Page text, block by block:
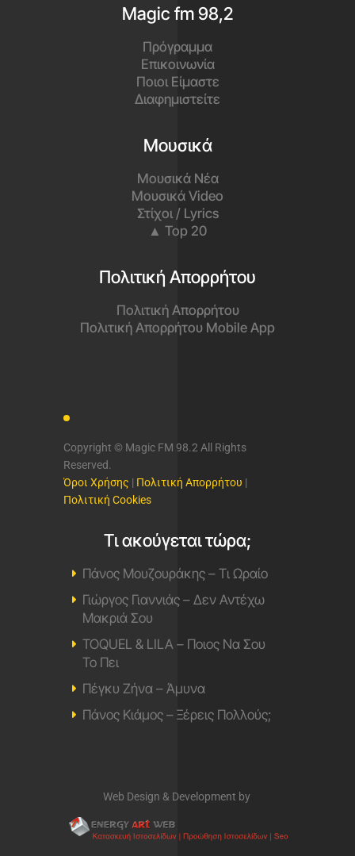
Magic fm 98,2
Πρόγραμμα
Επικοινωνία
Ποιοι Είμαστε
Διαφημιστείτε
Μουσικά
Μουσικά Νέα
Μουσικά Video
Στίχοι / Lyrics
▲ Top 20
Πολιτική Απορρήτου
Πολιτική Απορρήτου
Πολιτική Απορρήτου Mobile App
Copyright © Magic FM 98.2 All Rights
Reserved.
Όροι Χρήσης | Πολιτική Απορρήτου |
Πολιτική Cookies
Τι ακούγεται τώρα;
Πάνος Μουζουράκης – Τι Ωραίο
Γιώργος Γιαννιάς – Δεν Αντέχω
Μακριά Σου
TOQUEL & LILA – Ποιος Να Σου
Το Πει
Πέγκυ Ζήνα – Άμυνα
Πάνος Κιάμος – Ξέρεις Πολλούς;
Web Design & Development by